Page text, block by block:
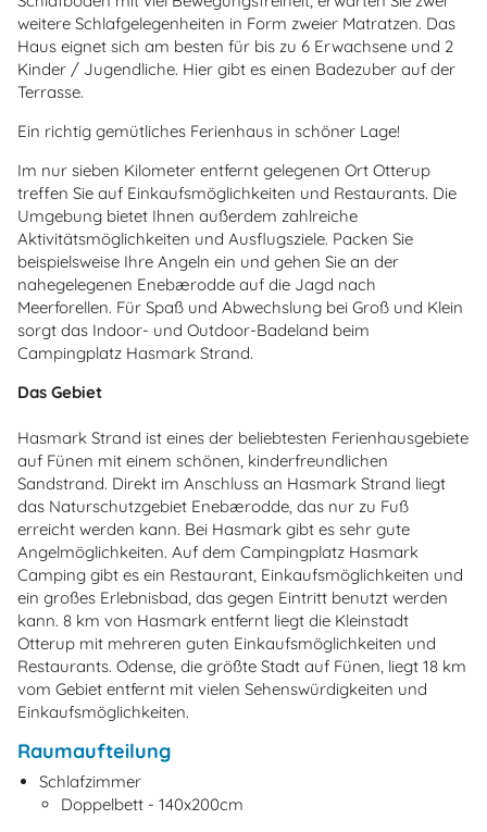
weitere Schlafgelegenheiten in Form zweier Matratzen. Das
Haus eignet sich am besten für bis zu 6 Erwachsene und 2
Kinder / Jugendliche. Hier gibt es einen Badezuber auf der
Terrasse.
Ein richtig gemütliches Ferienhaus in schöner Lage!
Im nur sieben Kilometer entfernt gelegenen Ort Otterup
treffen Sie auf Einkaufsmöglichkeiten und Restaurants. Die
Umgebung bietet Ihnen außerdem zahlreiche
Aktivitätsmöglichkeiten und Ausflugsziele. Packen Sie
beispielsweise Ihre Angeln ein und gehen Sie an der
nahegelegenen Enebærodde auf die Jagd nach
Meerforellen. Für Spaß und Abwechslung bei Groß und Klein
sorgt das Indoor- und Outdoor-Badeland beim
Campingplatz Hasmark Strand.
Das Gebiet
Hasmark Strand ist eines der beliebtesten Ferienhausgebiete
auf Fünen mit einem schönen, kinderfreundlichen
Sandstrand. Direkt im Anschluss an Hasmark Strand liegt
das Naturschutzgebiet Enebærodde, das nur zu Fuß
erreicht werden kann. Bei Hasmark gibt es sehr gute
Angelmöglichkeiten. Auf dem Campingplatz Hasmark
Camping gibt es ein Restaurant, Einkaufsmöglichkeiten und
ein großes Erlebnisbad, das gegen Eintritt benutzt werden
kann. 8 km von Hasmark entfernt liegt die Kleinstadt
Otterup mit mehreren guten Einkaufsmöglichkeiten und
Restaurants. Odense, die größte Stadt auf Fünen, liegt 18 km
vom Gebiet entfernt mit vielen Sehenswürdigkeiten und
Einkaufsmöglichkeiten.
Raumaufteilung
Schlafzimmer
Doppelbett - 140x200cm